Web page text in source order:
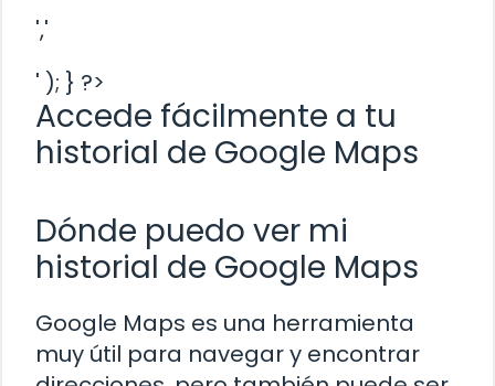
','
' ); } ?>
Accede fácilmente a tu
historial de Google Maps
Dónde puedo ver mi
historial de Google Maps
Google Maps es una herramienta
muy útil para navegar y encontrar